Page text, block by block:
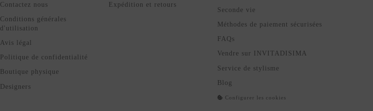
Contactez nous
Conditions générales
d'utilisation
Avis légal
Politique de confidentialité
Boutique physique
Designers
Expédition et retours
Seconde vie
Méthodes de paiement sécurisées
FAQs
Vendre sur INVITADISIMA
Service de stylisme
Blog
Configurer les cookies